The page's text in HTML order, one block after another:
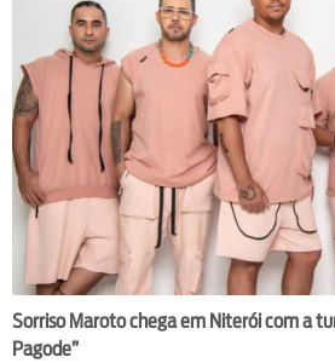
Sorriso Maroto chega em Niterói com a
Pagode”